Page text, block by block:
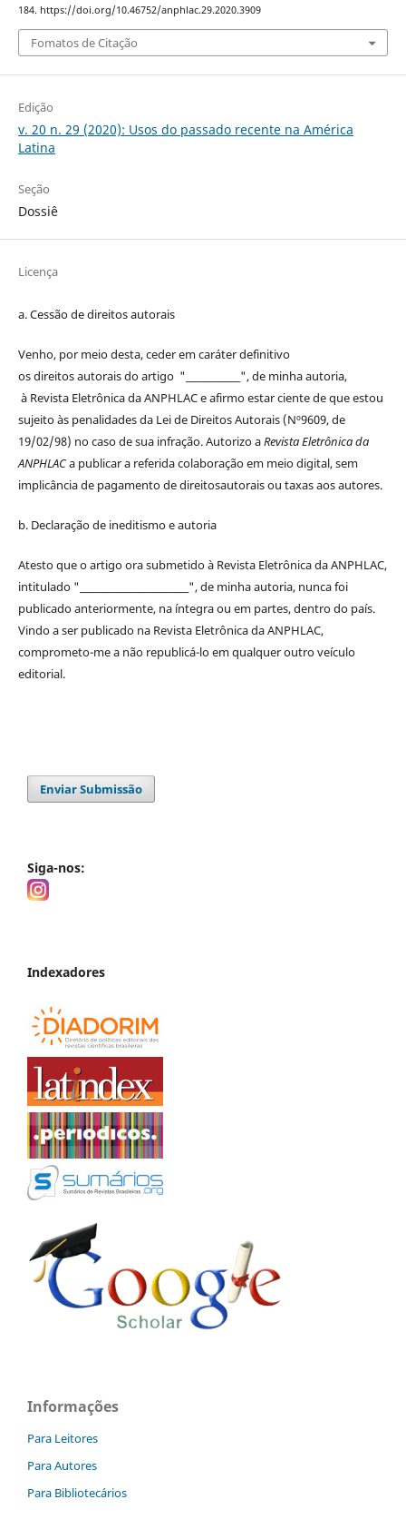
184. https://doi.org/10.46752/anphlac.29.2020.3909
Fomatos de Citação
Edição
v. 20 n. 29 (2020): Usos do passado recente na América
Latina
Seção
Dossiê
Licença
a. Cessão dedireitosautorais
Venho, por meio desta, ceder em caráter definitivo
osdireitosautoraisdo artigo "____________", de minha autoria,
à Revista Eletrônica da ANPHLACe afirmo estar ciente de que estou
sujeito às penalidades da Lei de DireitosAutorais(Nº9609, de
19/02/98) no caso de sua infração. Autorizo aRevista Eletrônica da
ANPHLACa publicar a referida colaboração em meio digital, sem
implicância de pagamento dedireitosautoraisou taxas aos autores.
b. Declaração de ineditismo e autoria
Atesto que o artigo ora submetido à Revista Eletrônica da ANPHLAC,
intitulado "________________________", de minha autoria, nunca foi
publicado anteriormente, na íntegra ou em partes, dentrodo país.
Vindo a ser publicado na Revista Eletrônica da ANPHLAC,
comprometo-me a não republicá-lo em qualquer outro veículo
editorial.
Enviar Submissão
Siga-nos:
Indexadores
Informações
Para Leitores
Para Autores
Para Bibliotecários